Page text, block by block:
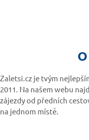
Zaletsi.cz je tvým
2011. Na našem webu
zájezdy od předních
na jednom místě.